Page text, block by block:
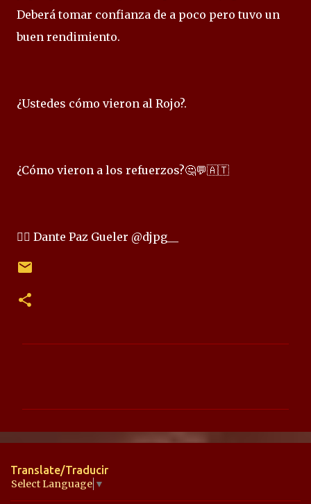
Deberá tomar confianza de a poco pero tuvo un
buen rendimiento.
¿Ustedes cómo vieron al Rojo?.
¿Cómo vieron a los refuerzos?🤔💬🇦🇹
✍🏻 Dante Paz Gueler @djpg__
n
a
Translate/Traducir
Select Language ▼